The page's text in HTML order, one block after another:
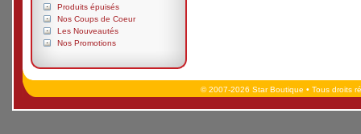
Produits épuisés
Nos Coups de Coeur
Les Nouveautés
Nos Promotions
© 2007-2026 Star Boutique • Tous droits